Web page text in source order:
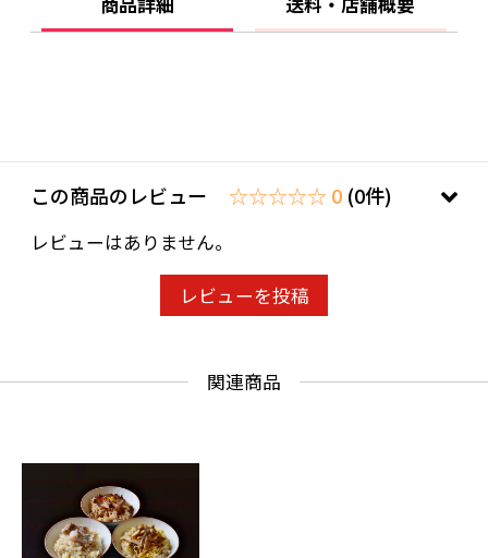
この商品のレビュー ☆☆☆☆☆ 0 (0件)
レビューはありません。
レビューを投稿
関連商品